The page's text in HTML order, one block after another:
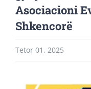
Asociacioni
Shkencorë
Tetor 01, 2025
View